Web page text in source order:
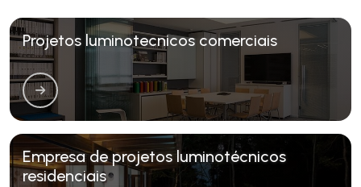
Projetos luminotecnicos comerciais
Empresa de projetos luminotécnicos
residenciais